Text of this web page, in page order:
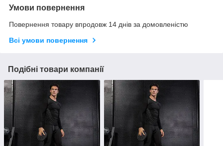
Умови повернення
Повернення товару впродовж 14 днів за домовленістю
Всі умови повернення
Подібні товари компанії